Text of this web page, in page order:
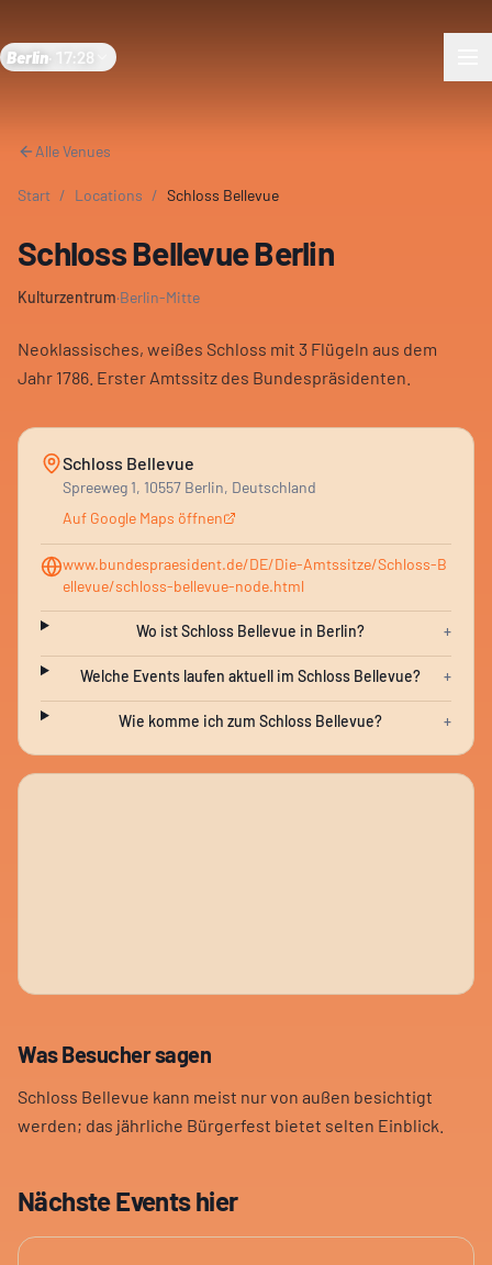
Berlin 17:28
Alle Venues
Start / Locations / Schloss Bellevue
Schloss Bellevue Berlin
Kulturzentrum·Berlin-Mitte
Neoklassisches, weißes Schloss mit 3 Flügeln aus dem
Jahr 1786. Erster Amtssitz des Bundespräsidenten.
Schloss Bellevue
Spreeweg 1, 10557 Berlin, Deutschland
Auf Google Maps öffnen
www.bundespraesident.de/DE/Die-Amtssitze/Schloss-B
ellevue/schloss-bellevue-node.html
Wo ist Schloss Bellevue in Berlin? +
Welche Events laufen aktuell im Schloss Bellevue? +
Wie komme ich zum Schloss Bellevue? +
Was Besucher sagen
Schloss Bellevue kann meist nur von außen besichtigt
werden; das jährliche Bürgerfest bietet selten Einblick.
Nächste Events hier